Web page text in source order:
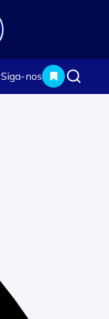
Siga-nos